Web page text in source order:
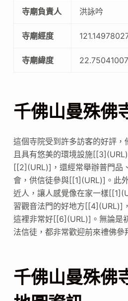
寺廟負責人 洪詠吟
寺廟經度
寺廟緯度
千佛山曼殊佛
這個寺院受到許多訪客的好評，
且具有悠美的環境設施
[[2](URL)]，還經常舉辦普門品
會，供信徒參與[[1](URL)]。此
近人，讓人感覺像在家一樣
習觀音法門的好地方[[4](URL)]
這裡非常好[[6](URL)]。無論是
法信徒，都非常歡迎前來禮佛參
千佛山曼殊佛